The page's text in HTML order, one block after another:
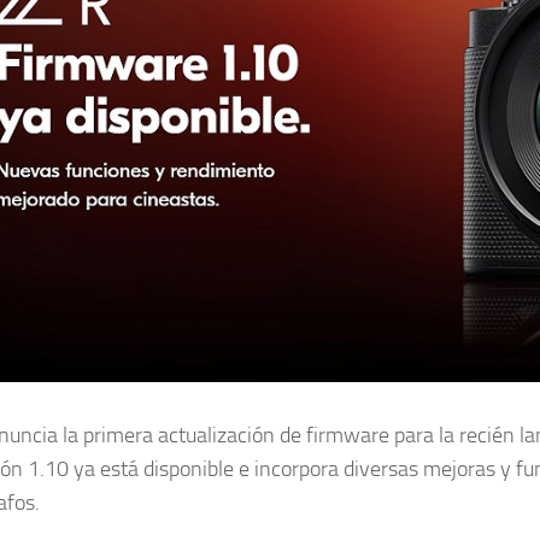
la primera actualización de firmware para la recién
1.10 ya está disponible e incorpora diversas mejoras y